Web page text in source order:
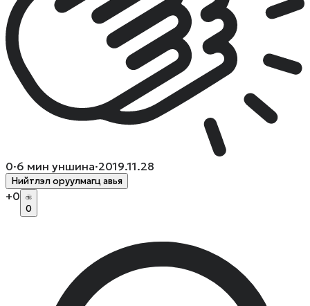
0·6 мин уншина·2019.11.28
Нийтлэл оруулмагц авья
+0
0